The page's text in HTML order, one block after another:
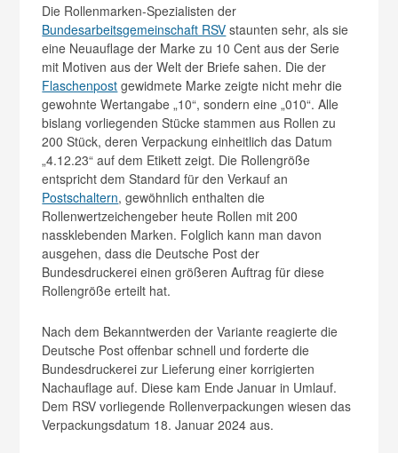
Die Rollenmarken-Spezialisten der
Bundesarbeitsgemeinschaft RSV staunten sehr, als sie
eine Neuauflage der Marke zu 10 Cent aus der Serie
mit Motiven aus der Welt der Briefe sahen. Die der
Flaschenpost gewidmete Marke zeigte nicht mehr die
gewohnte Wertangabe „10“, sondern eine „010“. Alle
bislang vorliegenden Stücke stammen aus Rollen zu
200 Stück, deren Verpackung einheitlich das Datum
„4.12.23“ auf dem Etikett zeigt. Die Rollengröße
entspricht dem Standard für den Verkauf an
Postschaltern, gewöhnlich enthalten die
Rollenwertzeichengeber heute Rollen mit 200
nassklebenden Marken. Folglich kann man davon
ausgehen, dass die Deutsche Post der
Bundesdruckerei einen größeren Auftrag für diese
Rollengröße erteilt hat.
Nach dem Bekanntwerden der Variante reagierte die
Deutsche Post offenbar schnell und forderte die
Bundesdruckerei zur Lieferung einer korrigierten
Nachauflage auf. Diese kam Ende Januar in Umlauf.
Dem RSV vorliegende Rollenverpackungen wiesen das
Verpackungsdatum 18. Januar 2024 aus.